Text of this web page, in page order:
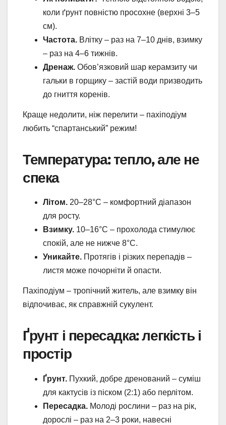
коли ґрунт повністю просохне (верхні 3–5
см).
Частота. Влітку – раз на 7–10 днів, взимку
– раз на 4–6 тижнів.
Дренаж. Обов’язковий шар керамзиту чи
гальки в горщику – застій води призводить
до гниття коренів.
Краще недолити, ніж перелити – пахіподіум
любить “спартанський” режим!
Температура: тепло, але не
спека
Літом. 20–28°C – комфортний діапазон
для росту.
Взимку. 10–16°C – прохолода стимулює
спокій, але не нижче 8°C.
Уникайте. Протягів і різких перепадів –
листя може почорніти й опасти.
Пахіподіум – тропічний житель, але взимку він
відпочиває, як справжній сукулент.
Ґрунт і пересадка: легкість і
простір
Ґрунт. Пухкий, добре дренований – суміш
для кактусів із піском (2:1) або перлітом.
Пересадка. Молоді рослини – раз на рік,
дорослі – раз на 2–3 роки, навесні